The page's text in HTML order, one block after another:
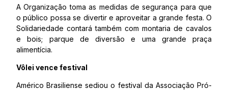
A Organização toma as medidas de segurança para que
o público possa se divertir e aproveitar a grande festa. O
Solidariedade contará também com montaria de cavalos
e bois; parque de diversão e uma grande praça
alimentícia.
Vôlei vence festival
Américo Brasiliense sediou o festival da Associação Pró-